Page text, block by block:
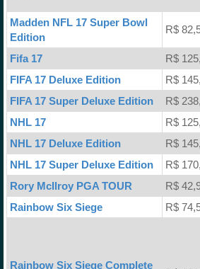
Madden NFL 17 Super Bowl
Edition
R$
Fifa 17 R$
FIFA 17 Deluxe Edition
R$
FIFA 17 Super Deluxe Edition
R$
NHL 17
R$
NHL 17 Deluxe Edition
R$
NHL 17 Super Deluxe Edition
R$
Rory McIlroy PGA TOUR
R$
Rainbow Six Siege
R$
Rainbow Six Siege Complete